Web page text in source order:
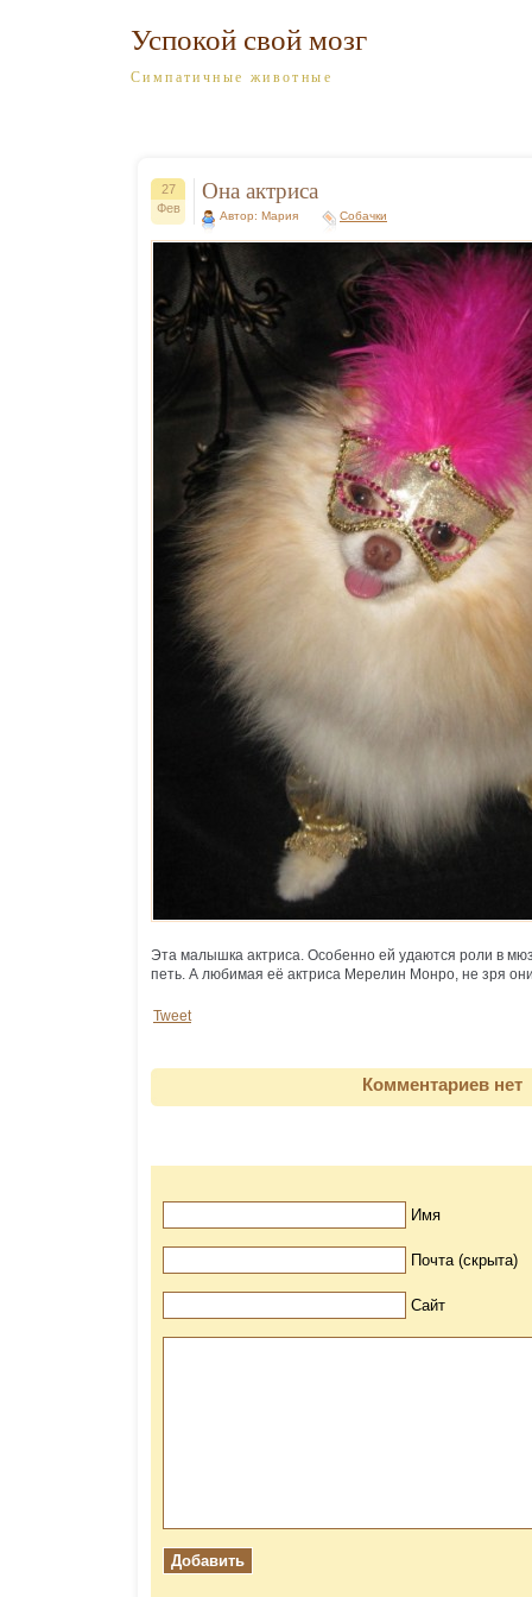
Успокой свой мозг
Симпатичные животные
27
Фев
Она актриса
Автор: Мария Собачки
Эта малышка актриса. Особенно ей удаются роли в
петь. А любимая её актриса Мерелин Монро, не зря
Tweet
Комментариев нет
Имя
Почта (скрыта)
Сайт